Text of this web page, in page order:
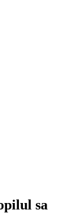
sa